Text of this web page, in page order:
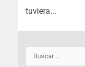
tuviera...